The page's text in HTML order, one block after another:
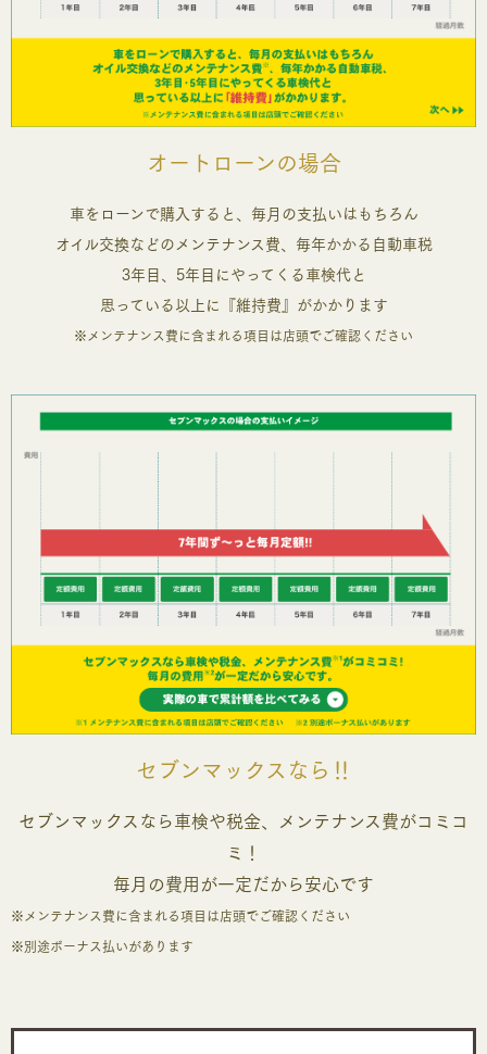
オートローンの場合
車をローンで購入すると、毎月の支払いはもちろん
オイル交換などのメンテナンス費、毎年かかる自動車税
3年目、5年目にやってくる車検代と
思っている以上に『維持費』がかかります
※メンテナンス費に含まれる項目は店頭でご確認ください
セブンマックスなら‼
セブンマックスなら車検や税金、メンテナンス費がコミコ
ミ！
毎月の費用が一定だから安心です
※メンテナンス費に含まれる項目は店頭でご確認ください
※別途ボーナス払いがあります